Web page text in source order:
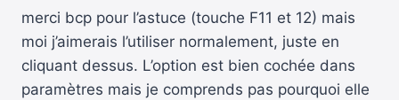
merci bcp pour l’astuce (touche F11 et 12) mais
moi j’aimerais l’utiliser normalement, juste en
cliquant dessus. L’option est bien cochée dans
paramètres mais je comprends pas pourquoi elle